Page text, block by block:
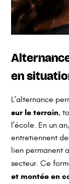
en
L’alternance
sur le terrain,
l’école. En un
entretiennent
lien permanent
secteur. Ce
et montée en